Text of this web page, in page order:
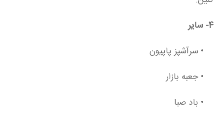
4- سایر
• سرآشپز پاپیون
• جعبه بازار
• باد صبا